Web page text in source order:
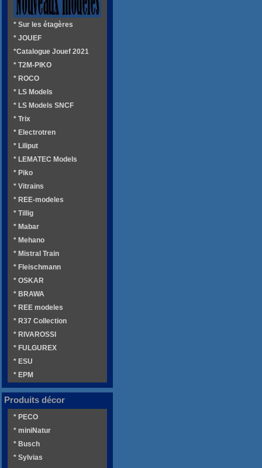
* Sur les étagères
* JOUEF
*Catalogue Jouef 2021
* T2M-PIKO
* ROCO
* LS Models
* LS Models SNCF
* Trix
* Electrotren
* Liliput
* LEMATEC Models
* Piko
* Vitrains
* REE-modeles
* Tillig
* Mabar
* Mehano
* Mistral Train
* Fleischmann
* OSKAR
* BRAWA
* REE modeles
* R37 Collection
* RIVAROSSI
* FULGUREX
* ESU
* EPM
Produits décor
* PECO
* miniNatur
* Busch
* Sylvias